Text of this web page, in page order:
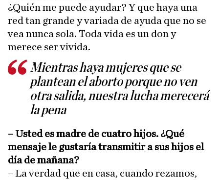
¿Quién me puede ayudar? Y que haya una
red tan grande y variada de ayuda que no se
vea nunca sola. Toda vida es un don y
merece ser vivida.
Mientras haya mujeres que se
plantean el aborto porque no ven
otra salida, nuestra lucha merecerá
la pena
– Usted es madre de cuatro hijos. ¿Qué
mensaje le gustaría transmitir a sus hijos el
día de mañana?
– La verdad que en casa, cuando rezamos,